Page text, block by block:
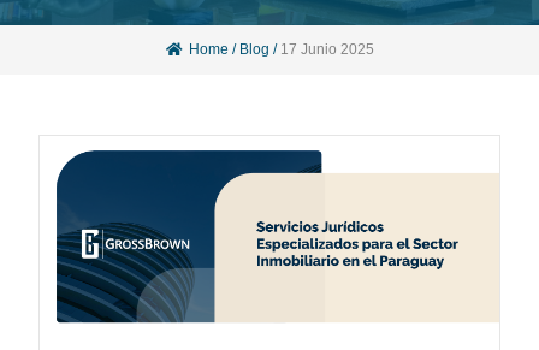
Home / Blog / 17 Junio 2025